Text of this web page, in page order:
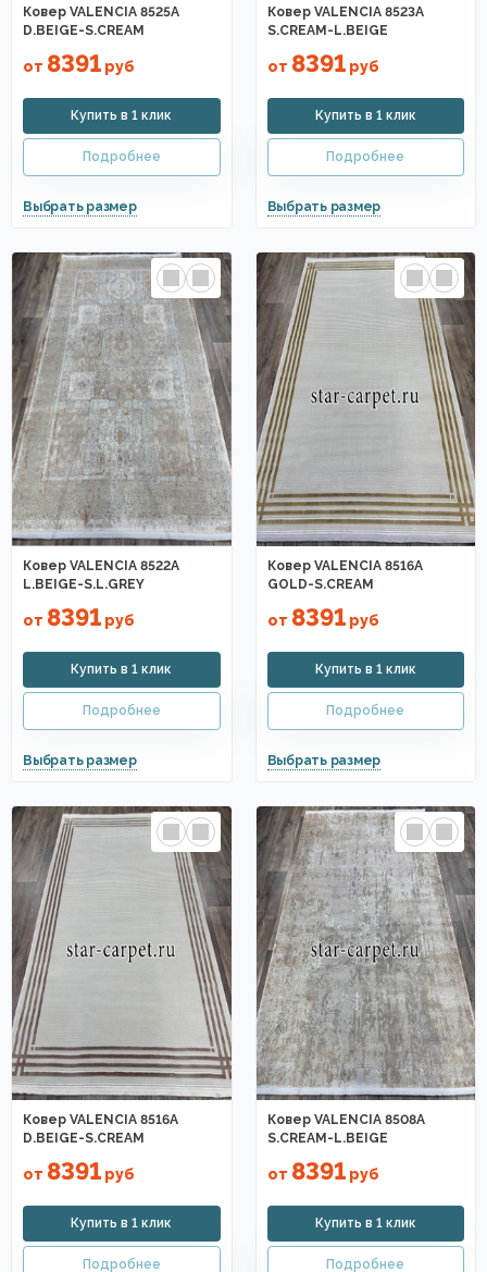
Ковер VALENCIA 8525A
D.BEIGE-S.CREAM
от 8391 руб
Ковер VALENCIA 8523A
S.CREAM-L.BEIGE
от 8391руб
Ковер VALENCIA 8522A
L.BEIGE-S.L.GREY
от 8391 руб
Ковер VALENCIA 8516A
GOLD-S.CREAM
от 8391руб
Ковер VALENCIA 8516A
D.BEIGE-S.CREAM
от 8391 руб
Ковер VALENCIA 8508A
S.CREAM-L.BEIGE
от 8391руб